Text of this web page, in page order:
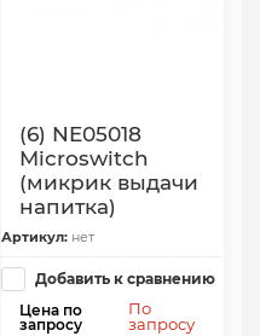
(6) NE05018
Microswitch
(микрик выдачи
напитка)
Артикул: нет
Добавить к сравнению
Цена по
запросу
По
запросу